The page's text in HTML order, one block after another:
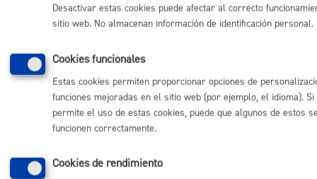
Enlaces útiles
Ofertas de empleo
Perfil del contratante
Sede electrónica
Mapas - GeoDonostia
Sala de prensa
Mapa web
Otras páginas web corporativas
Desactivar estas cookies puede afectar al correcto
sitio web. No almacenan información de identificación personal.
Cookies funcionales
Estas cookies permiten proporcionar opciones de
funciones mejoradas en el sitio web (por ejemplo, el idioma). Si
permite el uso de estas cookies, puede que algunos de estos
funcionen correctamente.
Cookies de rendimiento